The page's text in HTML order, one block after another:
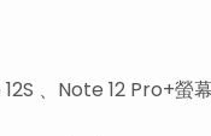
、Note 12 Pro+螢